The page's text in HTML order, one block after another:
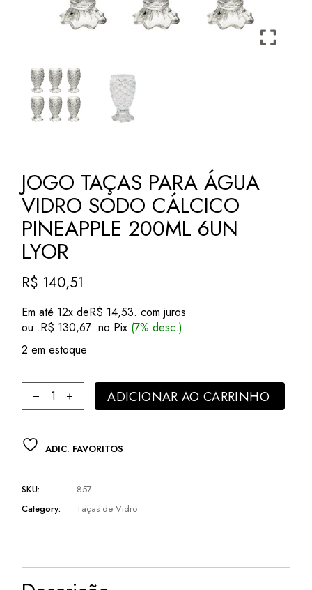
JOGO TAÇAS PARA ÁGUA
VIDRO SODO CÁLCICO
PINEAPPLE 200ML 6UN
LYOR
R$ 140,51
Em até 12x deR$ 14,53. com juros
ou .R$ 130,67. no Pix (7% desc.)
2 em estoque
Jogo Taças para Água Vidro Sodo Cálcico Pineapple
ADICIONAR AO CARRINHO
ADIC. FAVORITOS
SKU:
857
Category:
Taças de Vidro